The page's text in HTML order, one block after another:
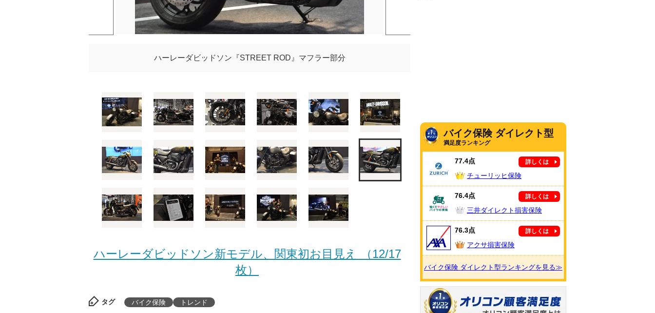
ハーレーダビッドソン『STREET ROD』マフラー部分
ハーレーダビッドソン新モデル、関東初お目見え （12/17
枚）
タグ バイク保険 トレンド
バイク保険 ダイレクト型
満足度ランキング
77.4点 詳しくは
チューリッヒ保険
76.4点 詳しくは
三井ダイレクト損害保険
76.3点 詳しくは
アクサ損害保険
バイク保険 ダイレクト型ランキングを見る≫